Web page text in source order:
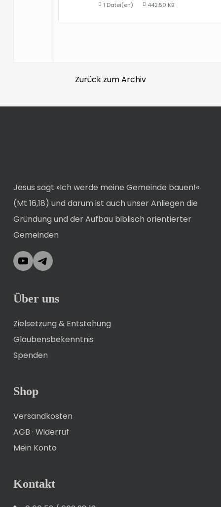
1 Datei(en) 442.50 KB
Zurück zum Archiv
Jesus sagt »Ich werde meine Gemeinde bauen!«
(Mt 16,18) und darum ist auch unser Anliegen die
Gründung und der Aufbau biblisch orientierter
Gemeinden
YouTubeTelegram
Über uns
Zielsetzung & Entstehung
Glaubensbekenntnis
Spenden
Shop
Versandkosten
AGB · Widerruf
Mein Konto
Kontakt